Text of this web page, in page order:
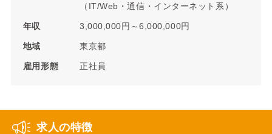
（IT/Web・通信・インターネット系）
年収 3,000,000円～6,000,000円
地域 東京都
雇用形態 正社員
求人の特徴